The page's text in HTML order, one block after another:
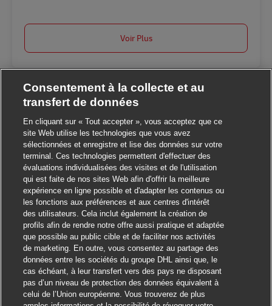
Voir Plus
Salut ! Ce poste vous intéresse ? Fermer la
Je suis intéressé
Trouver des emplois similaires
Consentement à la collecte et au
transfert de données
En cliquant sur « Tout accepter », vous acceptez que ce
site Web utilise les technologies que vous avez
sélectionnées et enregistre et lise des données sur votre
terminal. Ces technologies permettent d'effectuer des
évaluations individualisées des visites et de l'utilisation
qui est faite de nos sites Web afin d'offrir la meilleure
expérience en ligne possible et d'adapter les contenus ou
les fonctions aux préférences et aux centres d'intérêt
des utilisateurs. Cela inclut également la création de
profils afin de rendre notre offre aussi pratique et adaptée
que possible au public cible et de faciliter nos activités
de marketing. En outre, vous consentez au partage des
données entre les sociétés du groupe DHL ainsi que, le
cas échéant, à leur transfert vers des pays ne disposant
pas d’un niveau de protection des données équivalent à
celui de l’Union européenne. Vous trouverez de plus